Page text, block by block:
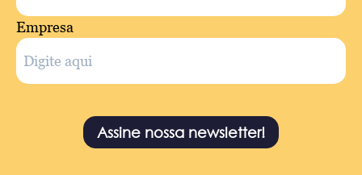
Empresa
Assine nossa newsletter!